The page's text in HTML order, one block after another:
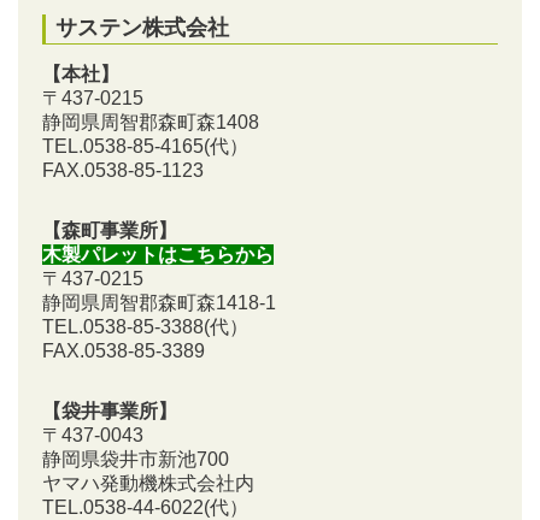
サステン株式会社
【本社】
〒437-0215
静岡県周智郡森町森1408
TEL.0538-85-4165(代）
FAX.0538-85-1123
【森町事業所】
木製パレットはこちらから
〒437-0215
静岡県周智郡森町森1418-1
TEL.0538-85-3388(代）
FAX.0538-85-3389
【袋井事業所】
〒437-0043
静岡県袋井市新池700
ヤマハ発動機株式会社内
TEL.0538-44-6022(代）